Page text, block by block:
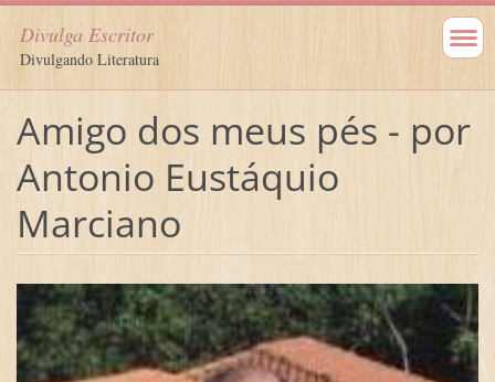
Divulga Escritor
Divulgando Literatura
Amigo dos meus pés - por
Antonio Eustáquio
Marciano